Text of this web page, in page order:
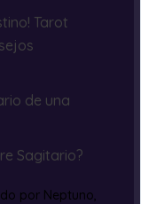
Tarot
de una
Sagitario?
por Neptuno,